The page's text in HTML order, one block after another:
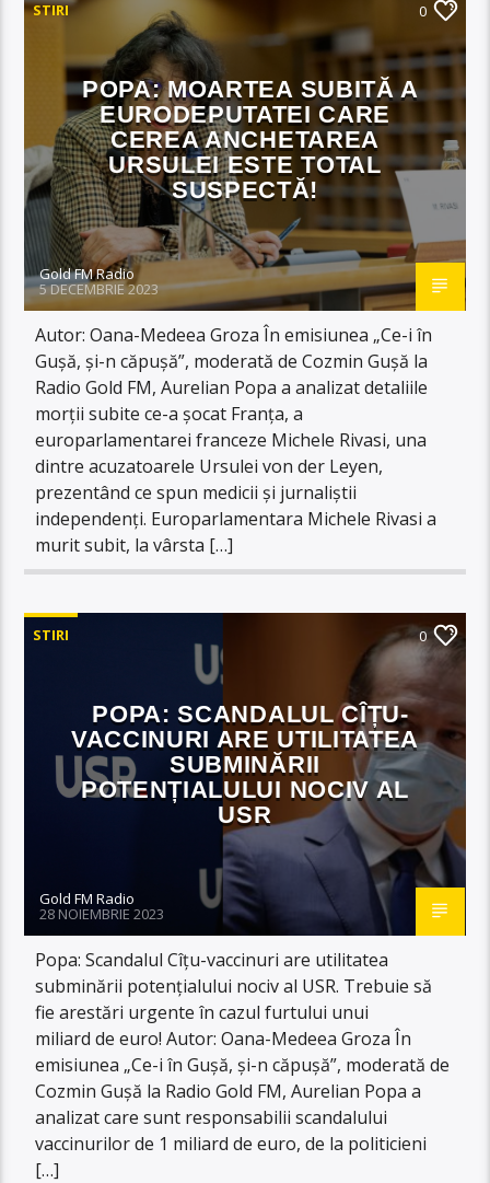
STIRI 0
POPA: MOARTEA SUBITĂ A
EURODEPUTATEI CARE
CEREA ANCHETAREA
URSULEI ESTE TOTAL
SUSPECTĂ!
Gold FM Radio
5 DECEMBRIE 2023
Autor: Oana-Medeea Groza În emisiunea „Ce-i în
Gușă, și-n căpușă”, moderată de Cozmin Gușă la
Radio Gold FM, Aurelian Popa a analizat detaliile
morții subite ce-a șocat Franța, a
europarlamentarei franceze Michele Rivasi, una
dintre acuzatoarele Ursulei von der Leyen,
prezentând ce spun medicii și jurnaliștii
independenți. Europarlamentara Michele Rivasi a
murit subit, la vârsta […]
STIRI 0
POPA: SCANDALUL CÎȚU-
VACCINURI ARE UTILITATEA
SUBMINĂRII
POTENȚIALULUI NOCIV AL
USR
Gold FM Radio
28 NOIEMBRIE 2023
Popa: Scandalul Cîțu-vaccinuri are utilitatea
subminării potențialului nociv al USR. Trebuie să
fie arestări urgente în cazul furtului unui
miliard de euro! Autor: Oana-Medeea Groza În
emisiunea „Ce-i în Gușă, și-n căpușă”, moderată de
Cozmin Gușă la Radio Gold FM, Aurelian Popa a
analizat care sunt responsabilii scandalului
vaccinurilor de 1 miliard de euro, de la politicieni
[…]